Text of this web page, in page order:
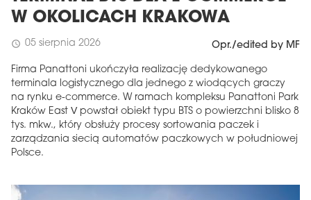
W OKOLICACH KRAKOWA
schedule 05 sierpnia 2026 Opr./edited by MF
Firma Panattoni ukończyła realizację dedykowanego
terminala logistycznego dla jednego z wiodących graczy
na rynku e-commerce. W ramach kompleksu Panattoni Park
Kraków East V powstał obiekt typu BTS o powierzchni blisko 8
tys. mkw., który obsłuży procesy sortowania paczek i
zarządzania siecią automatów paczkowych w południowej
Polsce.